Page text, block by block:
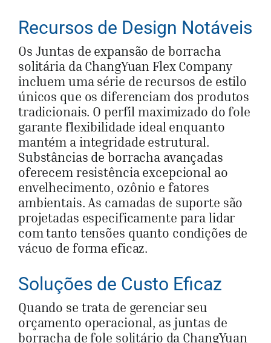
Recursos de Design Notáveis
Os Juntas de expansão de borracha
solitária da ChangYuan Flex Company
incluem uma série de recursos de estilo
únicos que os diferenciam dos produtos
tradicionais. O perfil maximizado do fole
garante flexibilidade ideal enquanto
mantém a integridade estrutural.
Substâncias de borracha avançadas
oferecem resistência excepcional ao
envelhecimento, ozônio e fatores
ambientais. As camadas de suporte são
projetadas especificamente para lidar
com tanto tensões quanto condições de
vácuo de forma eficaz.
Soluções de Custo Eficaz
Quando se trata de gerenciar seu
orçamento operacional, as juntas de
borracha de fole solitário da ChangYuan